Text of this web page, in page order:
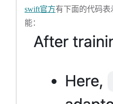
swift官方有下面的代码表
能：